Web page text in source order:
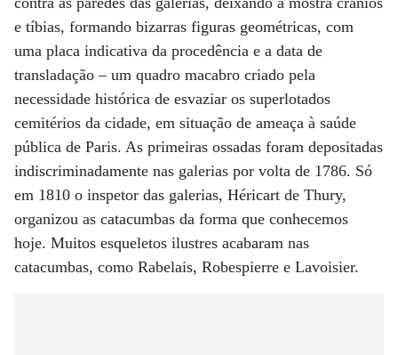
e tíbias, formando bizarras figuras geométricas, com
uma placa indicativa da procedência e a data de
transladação – um quadro macabro criado pela
necessidade histórica de esvaziar os superlotados
cemitérios da cidade, em situação de ameaça à saúde
pública de Paris. As primeiras ossadas foram depositadas
indiscriminadamente nas galerias por volta de 1786. Só
em 1810 o inspetor das galerias, Héricart de Thury,
organizou as catacumbas da forma que conhecemos
hoje. Muitos esqueletos ilustres acabaram nas
catacumbas, como Rabelais, Robespierre e Lavoisier.